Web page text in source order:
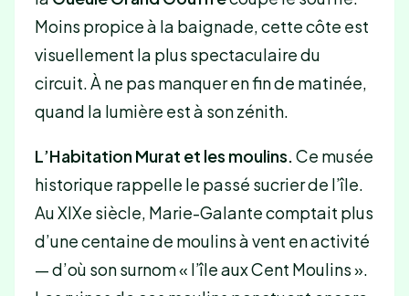
Moins propice à la baignade, cette côte est
visuellement la plus spectaculaire du
circuit. À ne pas manquer en fin de matinée,
quand la lumière est à son zénith.
L’Habitation Murat et les moulins.Ce musée
historique rappelle le passé sucrier de l’île.
Au XIXe siècle, Marie-Galante comptait plus
d’une centaine de moulins à vent en activité
— d’où son surnom « l’île aux Cent Moulins ».